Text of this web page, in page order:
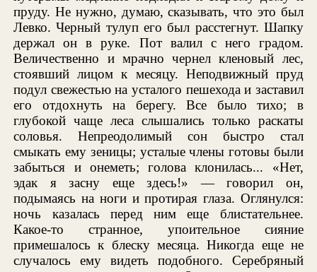
пруду. Не нужно, думаю, сказывать, что это был
Левко. Черный тулуп его был расстегнут. Шапку
держал он в руке. Пот валил с него градом.
Величественно и мрачно чернел кленовый лес,
стоявший лицом к месяцу. Неподвижный пруд
подул свежестью на усталого пешехода и заставил
его отдохнуть на берегу. Все было тихо; в
глубокой чаще леса слышались только раскаты
соловья. Непреодолимый сон быстро стал
смыкать ему зеницы; усталые члены готовы были
забыться и онеметь; голова клонилась... «Нет,
эдак я засну еще здесь!» — говорил он,
подымаясь на ноги и протирая глаза. Оглянулся:
ночь казалась перед ним еще блистательнее.
Какое-то странное, упоительное сияние
примешалось к блеску месяца. Никогда еще не
случалось ему видеть подобного. Серебряный